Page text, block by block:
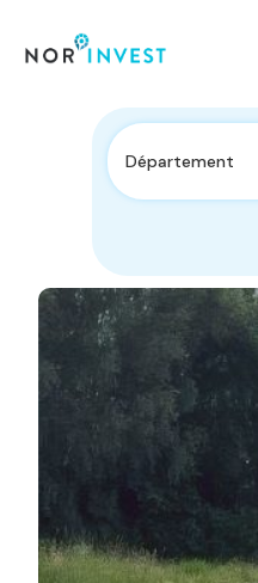
Département